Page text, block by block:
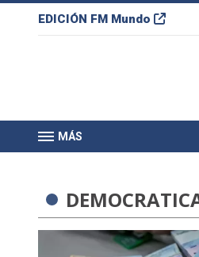
EDICIÓN FM Mundo
MÁS